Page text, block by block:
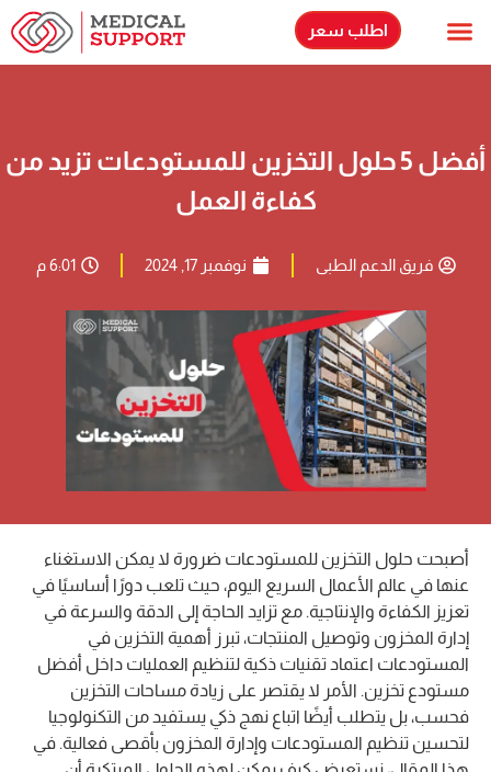
اطلب سعر
أفضل 5 حلول التخزين للمستودعات تزيد من
كفاءة العمل
فريق الدعم الطبى نوفمبر 17, 2024 6:01 م
أصبحت حلول التخزين للمستودعات ضرورة لا يمكن الاستغناء
عنها في عالم الأعمال السريع اليوم، حيث تلعب دورًا أساسيًا في
تعزيز الكفاءة والإنتاجية. مع تزايد الحاجة إلى الدقة والسرعة في
إدارة المخزون وتوصيل المنتجات، تبرز أهمية التخزين في
المستودعات اعتماد تقنيات ذكية لتنظيم العمليات داخل أفضل
مستودع تخزين. الأمر لا يقتصر على زيادة مساحات التخزين
فحسب، بل يتطلب أيضًا اتباع نهج ذكي يستفيد من التكنولوجيا
لتحسين تنظيم المستودعات وإدارة المخزون بأقصى فعالية. في